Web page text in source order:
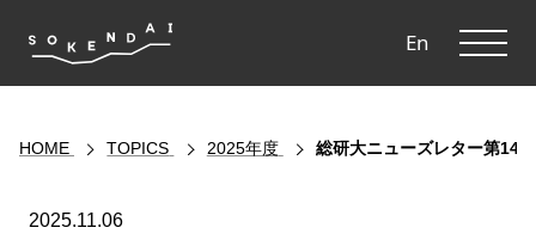
En
HOME TOPICS 2025年度 総研大ニューズレター第
2025.11.06